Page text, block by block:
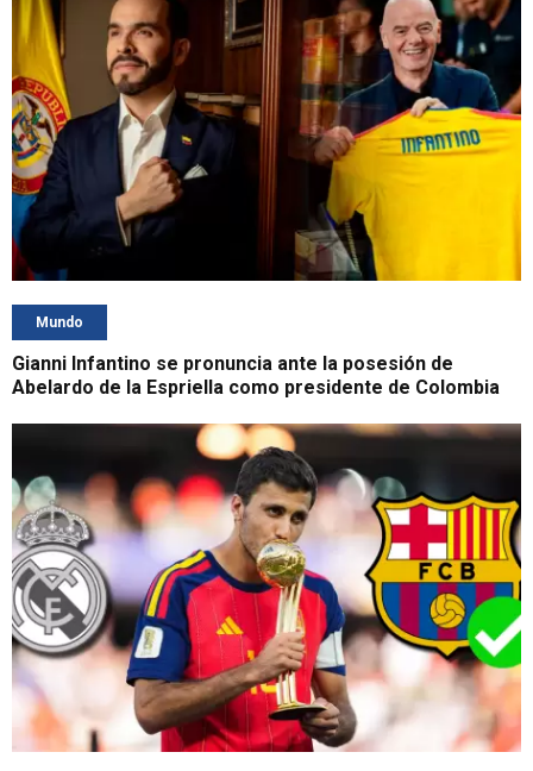
Mundo
Gianni Infantino se pronuncia ante la posesión de
Abelardo de la Espriella como presidente de Colombia